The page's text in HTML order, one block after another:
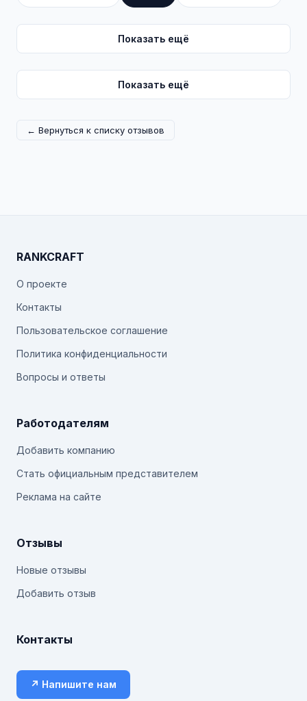
Показать ещё
Показать ещё
← Вернуться к списку отзывов
RANKCRAFT
О проекте
Контакты
Пользовательское соглашение
Политика конфиденциальности
Вопросы и ответы
Работодателям
Добавить компанию
Стать официальным представителем
Реклама на сайте
Отзывы
Новые отзывы
Добавить отзыв
Контакты
↗ Напишите нам